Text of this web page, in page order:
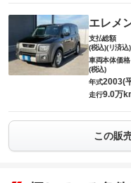
エレメ
支払総額
(税込)(リ済込)
車両本体価格
(税込)
年式2003(
走行9.0万
この販